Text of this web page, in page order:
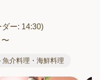
ー: 14:30)
魚介料理・海鮮料理